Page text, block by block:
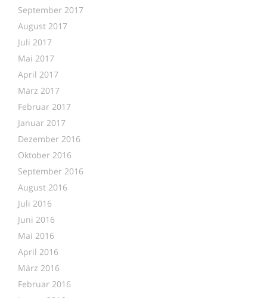
September 2017
August 2017
Juli 2017
Mai 2017
April 2017
März 2017
Februar 2017
Januar 2017
Dezember 2016
Oktober 2016
September 2016
August 2016
Juli 2016
Juni 2016
Mai 2016
April 2016
März 2016
Februar 2016